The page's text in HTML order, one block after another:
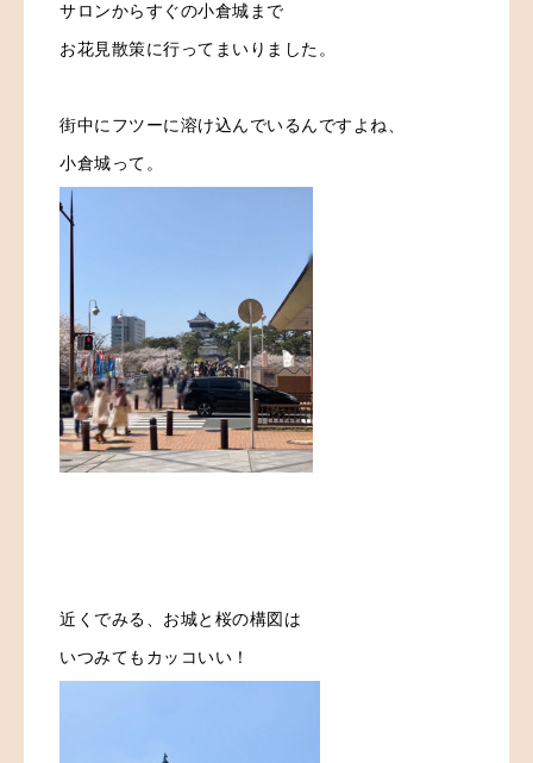
サロンからすぐの小倉城まで
お花見散策に行ってまいりました。
街中にフツーに溶け込んでいるんですよね、
小倉城って。
近くでみる、お城と桜の構図は
いつみても カッコいい！